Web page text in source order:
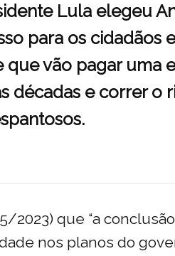
Lula elegeu
para os cidadãos
vão pagar uma
décadas e correr o
2023) que “a
nos planos do